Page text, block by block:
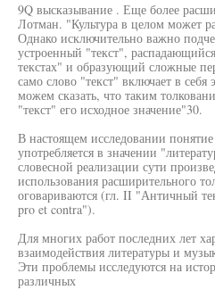
9Q высказывание . Еще более
Лотман. "Культура в целом может
Однако исключительно важно
устроенный "текст",
текстах" и образующий сложные
само слово "текст" включает в
можем сказать, что таким
"текст" его исходное значение"30.
В настоящем исследовании
употребляется в значении
словесной реализации сути
использования расширительного
оговариваются (гл. II "Античный
pro et contra").
Для многих работ последних лет
взаимодействия литературы и
Эти проблемы исследуются на
различных